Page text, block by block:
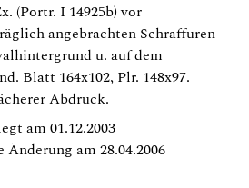
(Portr. I 14925b) vor
angebrachten Schraffuren
u. auf dem
Blatt 164x102, Plr. 148x97.
Abdruck.
am 01.12.2003
Änderung am 28.04.2006